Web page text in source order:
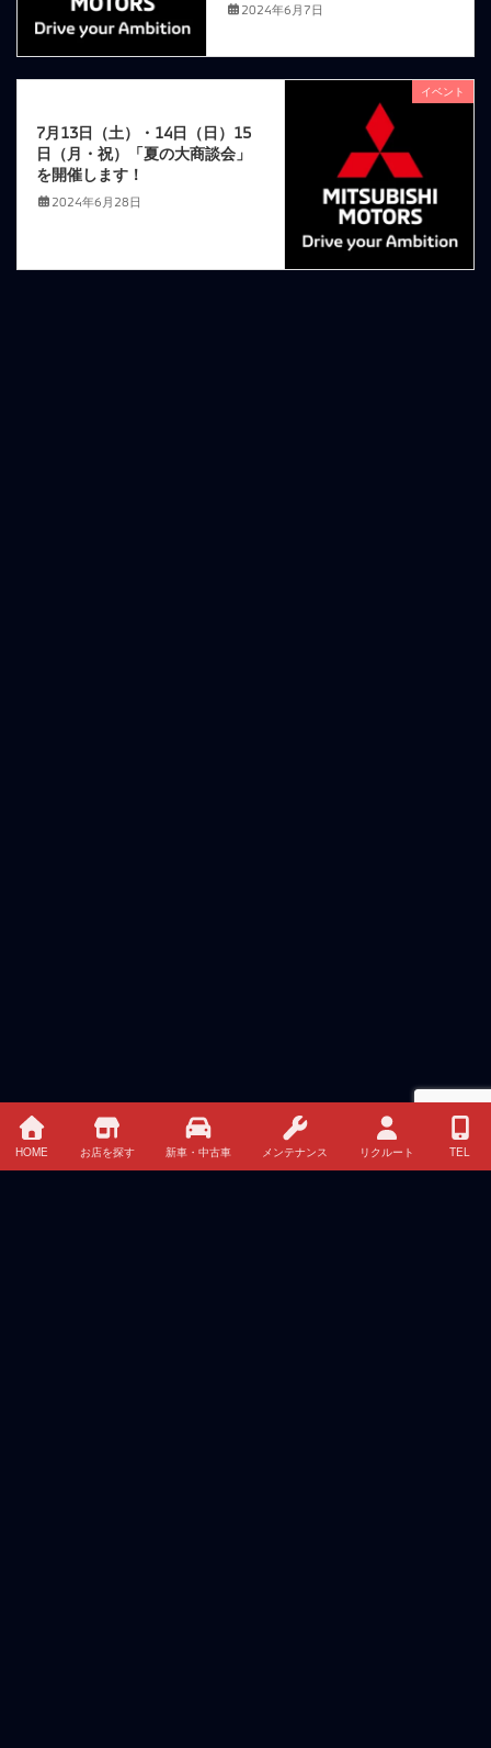
2024年6月7日
イベント
7月13日（土）・14日（日）15
日（月・祝）「夏の大商談会」
を開催します！
2024年6月28日
HOME お店を探す 新車・中古車 メンテナンス リクルート TEL